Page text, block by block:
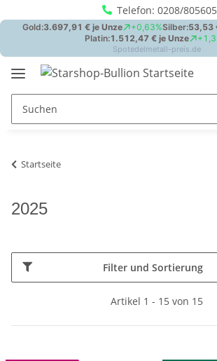
Telefon: 0208/805605
Startseite
2025
Filter und Sortierung
Artikel 1 - 15 von 15